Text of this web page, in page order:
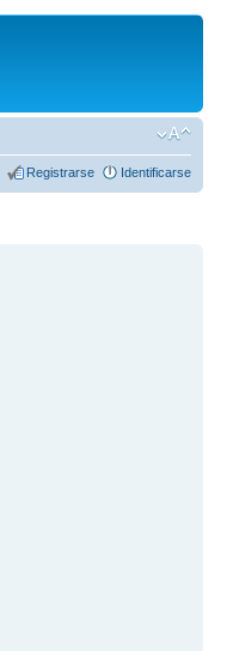
Registrarse Identificarse